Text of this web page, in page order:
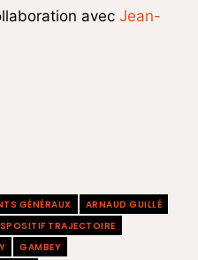
avec Jean-
GÉNÉRAUX
ARNAUD GUILLÉ
TRAJECTOIRE
GAMBEY